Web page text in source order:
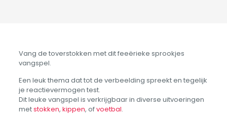
Vang de toverstokken met dit feeërieke sprookjes
vangspel.
Een leuk thema dat tot de verbeelding spreekt en tegelijk
je reactievermogen test.
Dit leuke vangspel is verkrijgbaar in diverse uitvoeringen
metstokken, kippen, ofvoetbal.